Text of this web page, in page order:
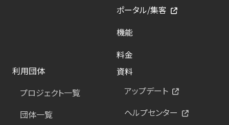
ポータル/集客
機能
料金
利用団体
プロジェクト一覧
団体一覧
資料
アップデート
ヘルプセンター